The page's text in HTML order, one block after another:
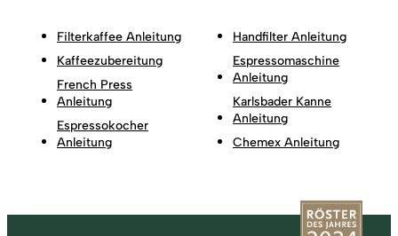
Filterkaffee Anleitung
Kaffeezubereitung
French Press
Anleitung
Espressokocher
Anleitung
Handfilter Anleitung
Espressomaschine
Anleitung
Karlsbader Kanne
Anleitung
Chemex Anleitung